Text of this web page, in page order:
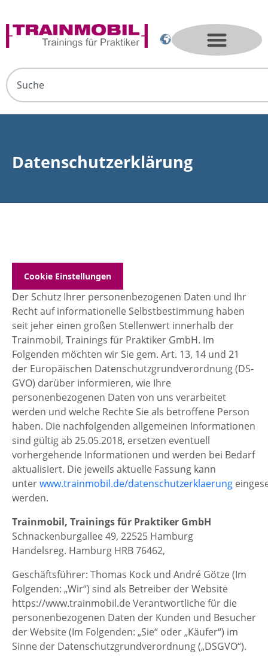
Datenschutzerklärung
Cookie Einstellungen
Der Schutz Ihrer personenbezogenen Daten und Ihr
Recht auf informationelle Selbstbestimmung haben
seit jeher einen großen Stellenwert innerhalb der
Trainmobil, Trainings für Praktiker GmbH. Im
Folgenden möchten wir Sie gem. Art. 13, 14 und 21
der Europäischen Datenschutzgrundverordnung (DS-
GVO) darüber informieren, wie Ihre
personenbezogenen Daten von uns verarbeitet
werden und welche Rechte Sie als betroffene Person
haben. Die nachfolgenden allgemeinen Informationen
sind gültig ab 25.05.2018, ersetzen eventuell
vorhergehende Informationen und werden bei Bedarf
aktualisiert. Die jeweils aktuelle Fassung kann
unterwww.trainmobil.de/datenschutzerklaerung
werden.
Trainmobil, Trainings für Praktiker GmbH
Schnackenburgallee 49, 22525 Hamburg
Handelsreg. Hamburg HRB 76462,
Geschäftsführer: Thomas Kock und André Götze (Im
Folgenden: „Wir“) sind als Betreiber der Website
https://www.trainmobil.de Verantwortliche für die
personenbezogenen Daten der Kunden und Besucher
der Website (Im Folgenden: „Sie“ oder „Käufer“) im
Sinne der Datenschutzgrundverordnung („DSGVO“).